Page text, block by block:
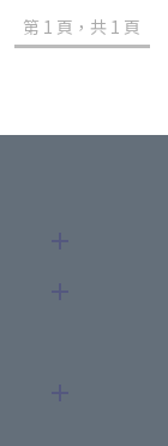
第 1 頁，共 1 頁